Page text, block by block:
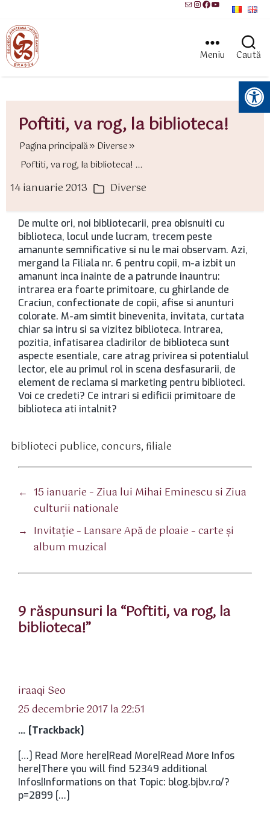
MailInstagram
Facebook
YouTube
Meniu Caută
Instrumente pentru accesibilitate
Poftiti, va rog, la biblioteca!
Pagina principală
Diverse
Poftiti, va rog, la biblioteca! ...
14 ianuarie 2013 Categorii
Diverse
De multe ori, noi bibliotecarii, prea obisnuiti cu
biblioteca, locul unde lucram, trecem peste
amanunte semnificative si nu le mai observam. Azi,
mergand la Filiala nr. 6 pentru copii, m-a izbit un
amanunt inca inainte de a patrunde inauntru:
intrarea era foarte primitoare, cu ghirlande de
Craciun, confectionate de copii, afise si anunturi
colorate. M-am simtit binevenita, invitata, curtata
chiar sa intru si sa vizitez biblioteca. Intrarea,
pozitia, infatisarea cladirilor de biblioteca sunt
aspecte esentiale, care atrag privirea si potentialul
lector, ele au primul rol in scena desfasurarii, de
element de reclama si marketing pentru biblioteci.
Voi ce credeti? Ce intrari si edificii primitoare de
biblioteca ati intalnit?
biblioteci publice,concurs,filiale
← 15 ianuarie – Ziua lui Mihai Eminescu si Ziua
culturii nationale
→ Invitaţie – Lansare Apă de ploaie – carte şi
album muzical
9 răspunsuri la “Poftiti, va rog, la
biblioteca!”
iraaqi Seo
25 decembrie 2017 la 22:51
… [Trackback]
[…] Read More here|Read More|Read More Infos
here|There you will find 52349 additional
Infos|Informations on that Topic: blog.bjbv.ro/?
p=2899 […]